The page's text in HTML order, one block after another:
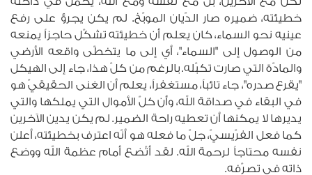
خطيئته، ضميره صار الدّيان الموبّخ. لم يكن يجرؤ على رفع
عينيه نحو السماء، كان يعلم أن خطيئته تشكّل حاجزاً يمنعه
من الوصول إلى "السماء"، أي إلى ما يتخطّى واقعه الأرضي
والمادّة التي صارت تكبّله. بالرغم من كلّ هذا، جاء إلى الهيكل
"يقرع صدره"، جاء تائباً، مستغفراً، يعلم أن الغنى الحقيقيّ هو
في البقاء في صداقة الله، وأن كلّ الأموال التي يملكها والتي
يديرها لا يمكنها أن تعطيه راحة الضمير. لم يكن يدين الآخرين
كما فعل الفرّيسيّ، جلّ ما فعله هو أنّه اعترف بخطيئته، أعلن
نفسه محتاجاً لرحمة الله. لقد أتّضع أمام عظمة الله ووضع
ذاته في تصرّفه.